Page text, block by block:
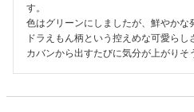
す。
色はグリーンにしましたが、鮮やか
ドラえもん柄という控えめな可愛らし
カバンから出すたびに気分が上がりそ